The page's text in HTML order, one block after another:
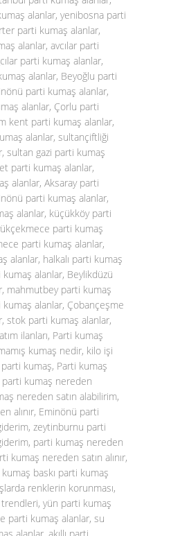
alanlar, yenibosna parti
parti kumaş alanlar,
alanlar, avcılar parti
parti kumaş alanlar,
alanlar, Beyoğlu parti
parti kumaş alanlar,
alanlar, Çorlu parti
kent parti kumaş alanlar,
alanlar, sultançiftliği
sultan gazi parti kumaş
parti kumaş alanlar,
alanlar, Aksaray parti
parti kumaş alanlar,
alanlar, küçükköy parti
parti kumaş
parti kumaş alanlar,
alanlar, halkalı parti kumaş
alanlar, Beylikdüzü
mahmutbey parti kumaş
alanlar, Çobançeşme
stok parti kumaş alanlar,
ilanları, Parti kumaş
kumaş nedir, kilo işi
parti kumaş, Parti kumaş
kumaş nereden
nereden satın alabilirim,
alınır, Eminönü parti
zeytinburnu parti
parti kumaş nereden
kumaş nereden satın alınır,
kumaş baskı parti kumaş
renklerin korunması,
yün parti kumaş
parti kumaş alanlar, su